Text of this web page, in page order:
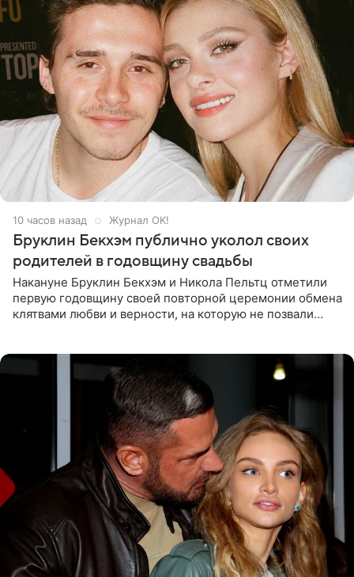
10 часов назад Журнал OK!
Бруклин Бекхэм публично уколол своих
родителей в годовщину свадьбы
Накануне Бруклин Бекхэм и Никола Пельтц отметили
первую годовщину своей повторной церемонии обмена
клятвами любви и верности, на которую не позвали